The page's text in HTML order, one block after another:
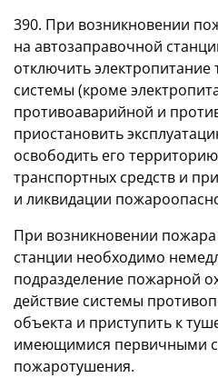
390. При возникновении
на автозаправочной
отключить электропитание
системы (кроме
противоаварийной и
приостановить
освободить его
транспортных средств и
и ликвидации
При возникновении
станции необходимо
подразделение пожарной
действие системы
объекта и приступить к
имеющимися первичными
пожаротушения.